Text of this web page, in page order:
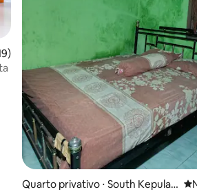
avaliação média de 5, 19 avaliações
Quarto privativo ⋅ South Kepulau